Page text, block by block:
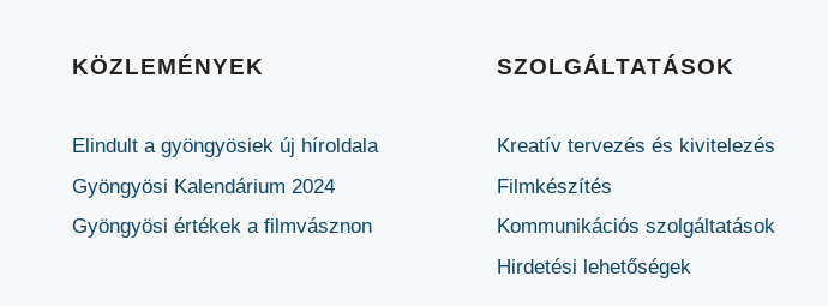
KÖZLEMÉNYEK
Elindult a gyöngyösiek új híroldala
Gyöngyösi Kalendárium 2024
Gyöngyösi értékek a filmvásznon
SZOLGÁLTATÁSOK
Kreatív tervezés és kivitelezés
Filmkészítés
Kommunikációs szolgáltatások
Hirdetési lehetőségek